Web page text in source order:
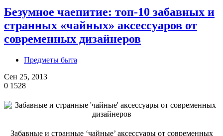
Безумное чаепитие: топ-10 забавных и
странных «чайных» аксессуаров от
современных дизайнеров
Предметы быта
Сен 25, 2013
0 1528
Забавные и странные ‘чайные’ аксессуары от современных